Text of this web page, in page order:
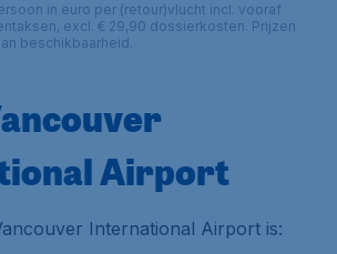
in euro per (retour)vlucht incl. vooraf
excl. € 29,90 dossierkosten. Prijzen
beschikbaarheid.
Airport
International Airport is: